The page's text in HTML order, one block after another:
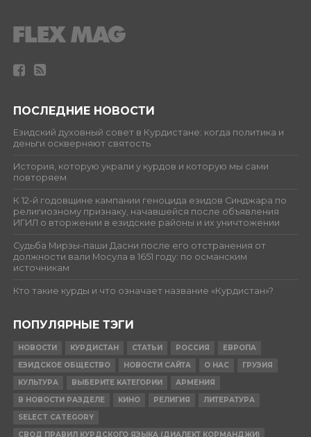
ПОСЛЕДНИЕ НОВОСТИ
Езидский духовный совет в Курдистане: когда политика и
деньги оскверняют святость
История, которую украли у курдов и которую мы сами
повторяем
К 12-й годовщине кампании геноцида езидов Синджара по
религиозному признаку, начавшейся после объявления
ИГИЛ о вторжении в езидские районы и их уничтожении
Судьба Мирзы-паши Дасни после его отстранения от
должности вали Мосула в 1651 году: по османским
источникам
Кто такие курды и что означает название «Курдистан»?
ПОПУЛЯРНЫЕ ТЭГИ
НОВОСТИ КУРДИСТАН СТАТЬИ РОССИЯ
ЕВРОПА
ЕЗИДСКОЕ ОБЩЕСТВО
НОВОСТИ САЙТА О НАС
ГРУЗИЯ
КУЛЬТУРА
ВЫБЕРИТЕ КАТЕГОРИИ
АРМЕНИЯ
В НОВОСТИ РАЗДЕЛЕ
КИНО РЕЛИГИЯ
ЛИТЕРАТУРА
SELECT CATEGORY
СВОД ПРАВИЛ КУРДСКОГО ЯЗЫКА (ДИАЛЕКТ КОРМАНДЖИ)